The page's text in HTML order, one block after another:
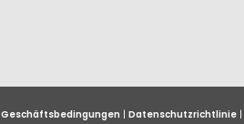
Geschäftsbedingungen | Datenschutzrichtlinie |